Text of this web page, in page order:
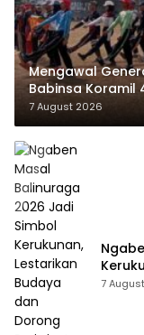
Mengawal
Babinsa Koramil
di Dua
7 August 2026
7